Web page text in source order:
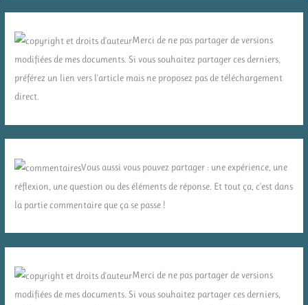
Merci de ne pas partager de versions
modifiées de mes documents. Si vous souhaitez partager ces derniers,
préférez un lien vers l'article mais ne proposez pas de téléchargement
direct.
Vous aussi vous pouvez partager : une expérience, une
réflexion, une question ou des éléments de réponse. Et tout ça, c'est dans
la partie commentaire que ça se passe !
Merci de ne pas partager de versions
modifiées de mes documents. Si vous souhaitez partager ces derniers,